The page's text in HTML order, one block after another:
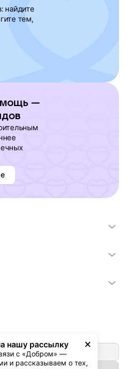
найдите
тем,
—
нашу рассылку
с «Добром» —
и рассказываем о тех,